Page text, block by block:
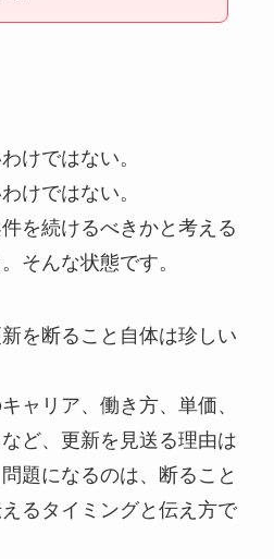
けではない。
けではない。
を続けるべきかと考える
そんな状態です。
を断ること自体は珍しい
ャリア、働き方、単価、
ど、更新を見送る理由は
題になるのは、断ること
るタイミングと伝え方で